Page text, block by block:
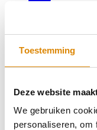
Toestemming
Deze website
We gebruiken
personaliseren, om